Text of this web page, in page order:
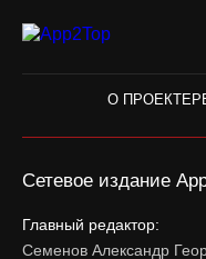
О ПРОЕКТЕ
Сетевое издание
Главный редактор:
Семенов Александр